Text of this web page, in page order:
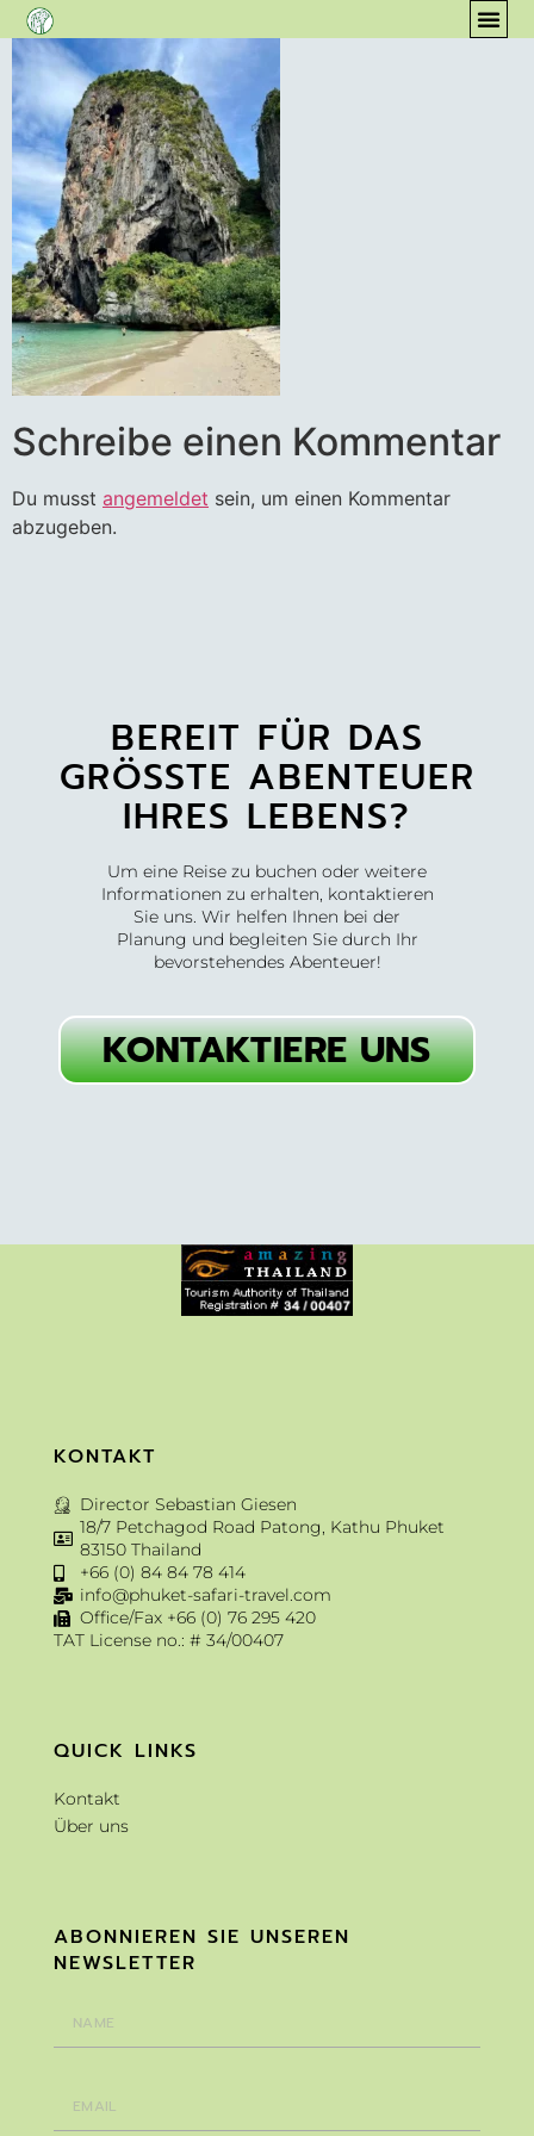
springen
Schreibe einen Kommentar
Du musst angemeldet sein, um einen Kommentar
abzugeben.
BEREIT FÜR DAS
GRÖSSTE ABENTEUER
IHRES LEBENS?
Um eine Reise zu buchen oder weitere
Informationen zu erhalten, kontaktieren
Sie uns. Wir helfen Ihnen bei der
Planung und begleiten Sie durch Ihr
bevorstehendes Abenteuer!
KONTAKTIERE UNS
KONTAKT
Director Sebastian Giesen
18/7 Petchagod Road Patong, Kathu Phuket
83150 Thailand
+66 (0) 84 84 78 414
info@phuket-safari-travel.com
Office/Fax +66 (0) 76 295 420
TAT License no.: # 34/00407
QUICK LINKS
Kontakt
Über uns
ABONNIEREN SIE UNSEREN
NEWSLETTER